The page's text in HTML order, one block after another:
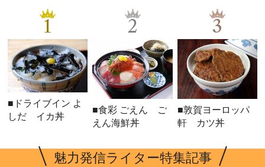
1
■ドライブイン よ
しだ イカ丼
2
■食彩 ごえん ご
えん海鮮丼
3
■敦賀ヨーロッパ
軒 カツ丼
魅力発信ライター特集記事